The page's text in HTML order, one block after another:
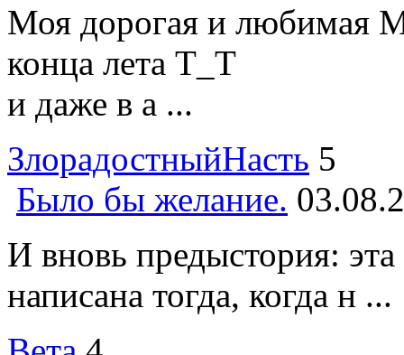
Моя дорогая и любимая
конца лета Т_Т
и даже в а ...
ЗлорадостныйНасть 5
Было бы желание.
И вновь предыстория:
написана тогда, когда н ...